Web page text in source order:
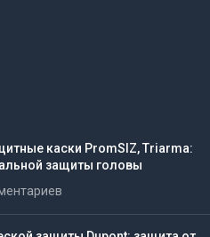
каски PromSIZ, Triarma:
защиты головы